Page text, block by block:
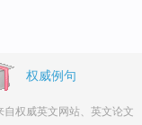
权威例句
自权威英文网站、英文论文